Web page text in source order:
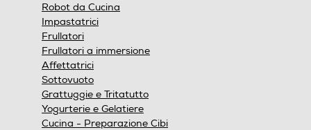
Robot da Cucina
Impastatrici
Frullatori
Frullatori a immersione
Affettatrici
Sottovuoto
Grattuggie e Tritatutto
Yogurterie e Gelatiere
Cucina - Preparazione Cibi